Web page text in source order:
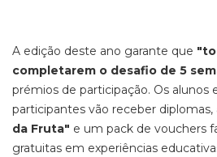
A edição deste ano garante que
completarem o desafio de 5
prémios de participação. Os alunos
participantes vão receber
da Fruta" e um pack de vouchers
gratuitas em experiências